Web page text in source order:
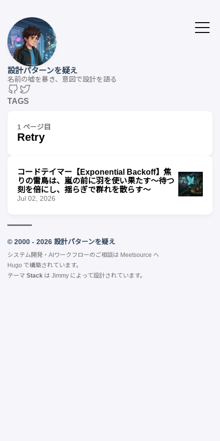
設計パターンを疑え
名前の嘘を暴き、意図で設計を語る
TAGS
1 ページ目
Retry
コードテイマー【Exponential Backoff】焦
りの雷鳥は、嵐の前に羽を使い果たす〜待つ
刻を倍にし、揺らぎで群れを散らす〜
Jul 02, 2026
© 2000 - 2026 設計パターンを疑え
システム開発・AIワークフローのご相談は Meetsource へ
Hugo で構築されています。
テーマ Stack は Jimmy によって設計されています。